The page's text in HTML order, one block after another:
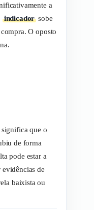
a
indicador sobe
O oposto
que o
de forma
pode estar a
evidências de
baixista ou